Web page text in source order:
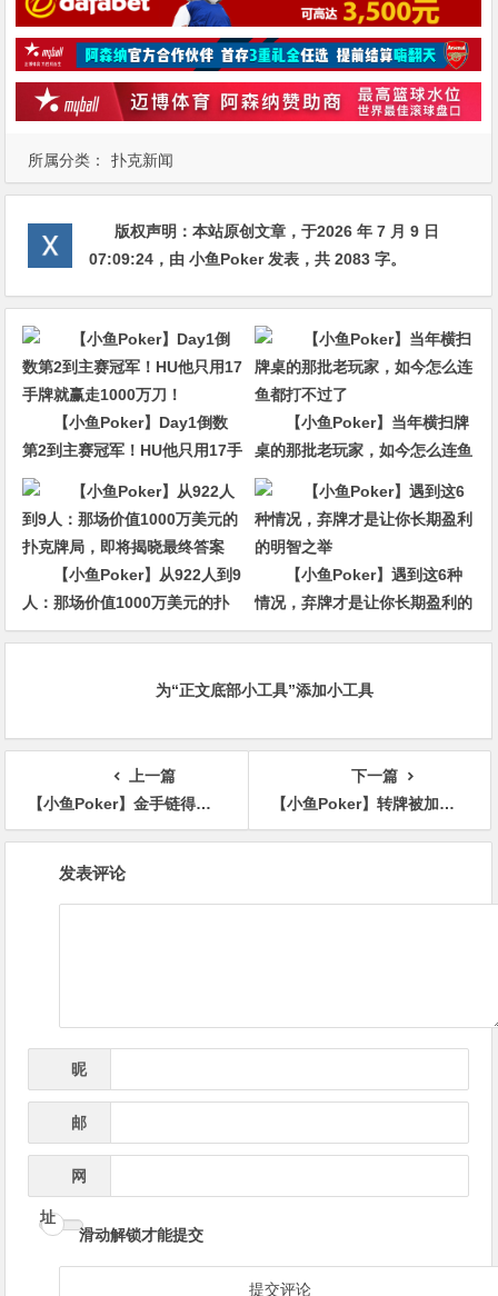
所属分类： 扑克新闻
版权声明：本站原创文章，于2026 年 7 月 9 日
07:09:24 ，由小鱼Poker发表，共 2083 字。
【小鱼Poker】Day1倒数
第2到主赛冠军！HU他只用17手
牌就赢走1000万刀！
【小鱼Poker】当年横扫牌
桌的那批老玩家，如今怎么连鱼
都打不过了
【小鱼Poker】从922人到9
人：那场价值1000万美元的扑
克牌局，即将揭晓最终答案
【小鱼Poker】遇到这6种
情况，弃牌才是让你长期盈利的
明智之举
为“正文底部小工具”添加小工具
上一篇
【小鱼Poker】金手链得主张阳稳了？WSOP主赛Day2顺利过关，与22位同胞同行！
下一篇
【小鱼Poker】转牌被加注，到底该不该抓？先看三个破绽再决定
发表评论
昵
邮
网
址
滑动解锁才能提交